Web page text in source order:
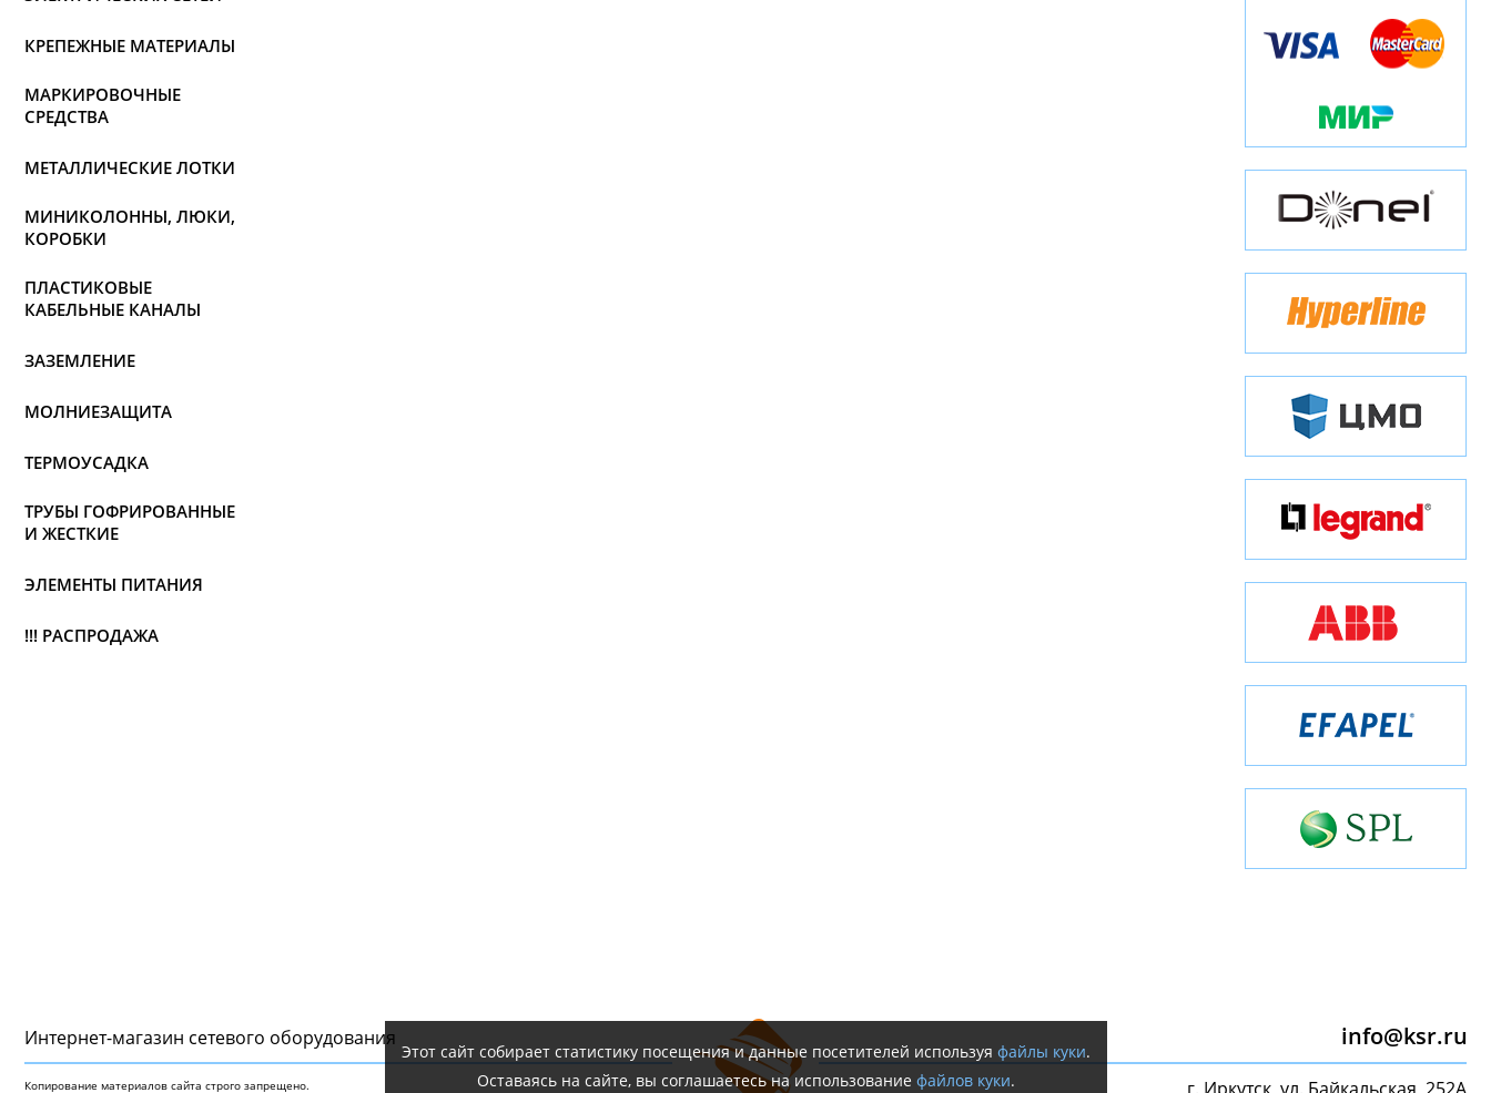
КРЕПЕЖНЫЕ МАТЕРИАЛЫ
МАРКИРОВОЧНЫЕ
СРЕДСТВА
МЕТАЛЛИЧЕСКИЕ ЛОТКИ
МИНИКОЛОННЫ, ЛЮКИ,
КОРОБКИ
ПЛАСТИКОВЫЕ
КАБЕЛЬНЫЕ КАНАЛЫ
ЗАЗЕМЛЕНИЕ
МОЛНИЕЗАЩИТА
ТЕРМОУСАДКА
ТРУБЫ ГОФРИРОВАННЫЕ
И ЖЕСТКИЕ
ЭЛЕМЕНТЫ ПИТАНИЯ
!!! РАСПРОДАЖА
Интернет-магазин сетeвого оборудования
Копирование материалов сайта строго запрещено.
info@ksr.ru
Этот сайт собирает статистику посещения и данные посетителей используя файлы куки.
Оставаясь на сайте, вы соглашаетесь на использование файлов куки.